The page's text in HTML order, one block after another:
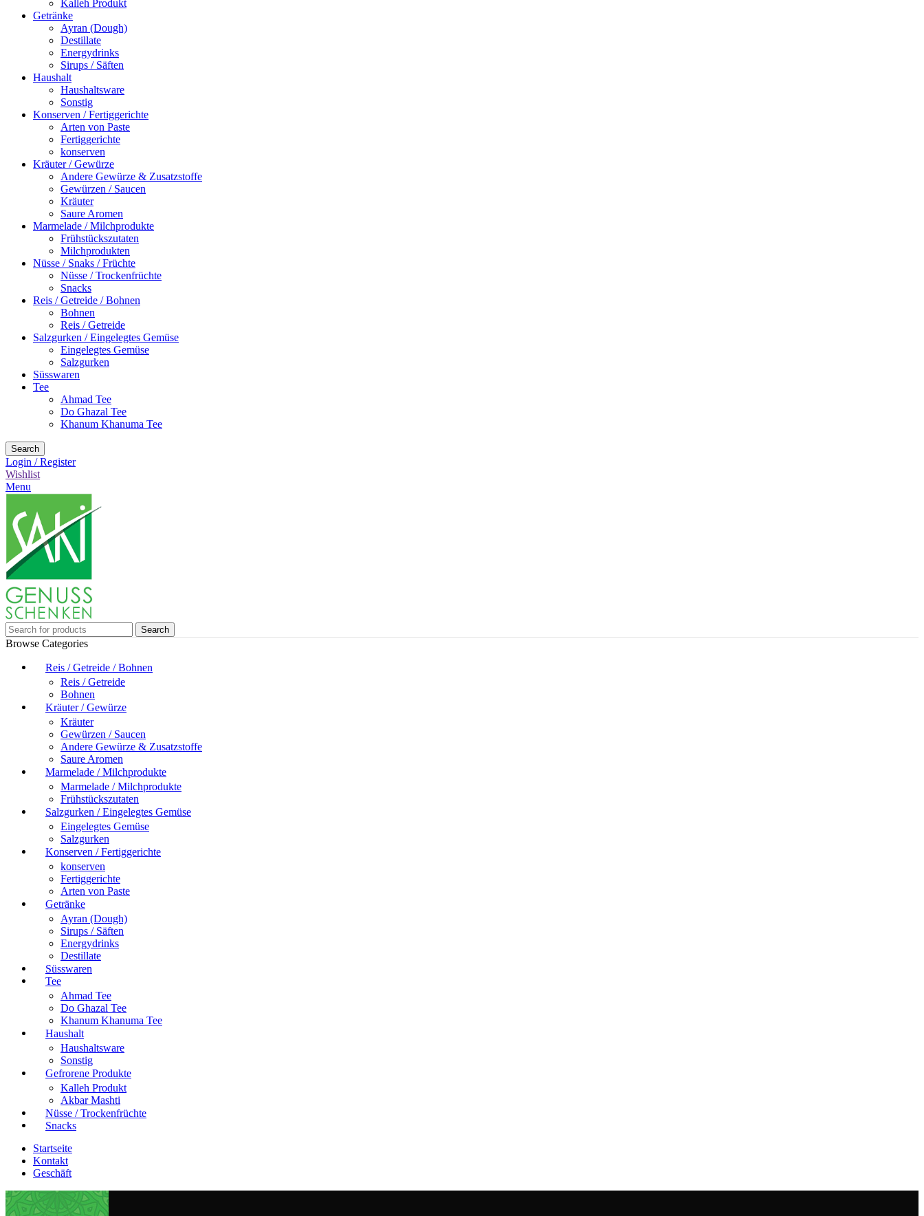
Kalleh Produkt
Getränke
Ayran (Dough)
Destillate
Energydrinks
Sirups / Säften
Haushalt
Haushaltsware
Sonstig
Konserven / Fertiggerichte
Arten von Paste
Fertiggerichte
konserven
Kräuter / Gewürze
Andere Gewürze & Zusatzstoffe
Gewürzen / Saucen
Kräuter
Saure Aromen
Marmelade / Milchprodukte
Frühstückszutaten
Milchprodukten
Nüsse / Snaks / Früchte
Nüsse / Trockenfrüchte
Snacks
Reis / Getreide / Bohnen
Bohnen
Reis / Getreide
Salzgurken / Eingelegtes Gemüse
Eingelegtes Gemüse
Salzgurken
Süsswaren
Tee
Ahmad Tee
Do Ghazal Tee
Khanum Khanuma Tee
Search
Login / Register
Wishlist
Menu
Search
Browse Categories
Reis / Getreide / Bohnen
Reis / Getreide
Bohnen
Kräuter / Gewürze
Kräuter
Gewürzen / Saucen
Andere Gewürze & Zusatzstoffe
Saure Aromen
Marmelade / Milchprodukte
Marmelade / Milchprodukte
Frühstückszutaten
Salzgurken / Eingelegtes Gemüse
Eingelegtes Gemüse
Salzgurken
Konserven / Fertiggerichte
konserven
Fertiggerichte
Arten von Paste
Getränke
Ayran (Dough)
Sirups / Säften
Energydrinks
Destillate
Süsswaren
Tee
Ahmad Tee
Do Ghazal Tee
Khanum Khanuma Tee
Haushalt
Haushaltsware
Sonstig
Gefrorene Produkte
Kalleh Produkt
Akbar Mashti
Nüsse / Trockenfrüchte
Snacks
Startseite
Kontakt
Geschäft